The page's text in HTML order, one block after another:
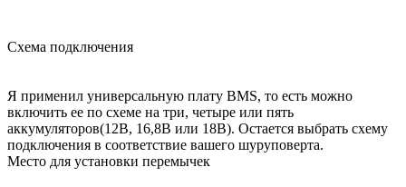
Схема подключения
Я применил универсальную плату BMS, то есть можно
включить ее по схеме на три, четыре или пять
аккумуляторов(12В, 16,8В или 18В). Остается выбрать схему
подключения в соответствие вашего шуруповерта.
Место для установки перемычек